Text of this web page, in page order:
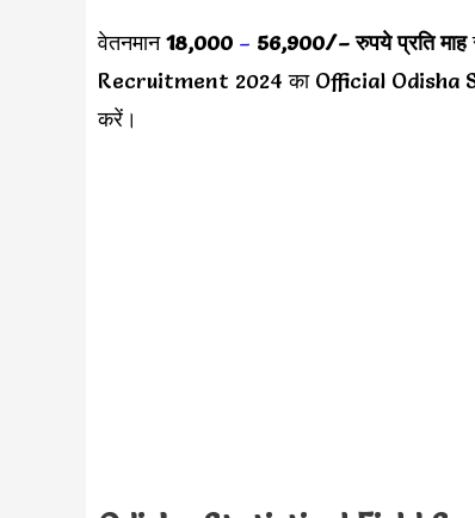
वेतनमान18,000 – 56,900/– रुपये प्रति माह
Recruitment 2024 का Official
करें।